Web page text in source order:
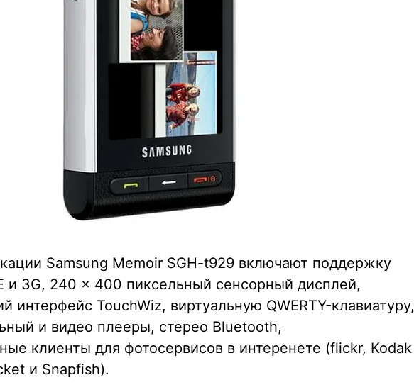
Samsung Memoir SGH-t929 включают поддержку
и 3G, 240 x 400 пиксельный сенсорный дисплей,
интерфейс TouchWiz, виртуальную QWERTY-клавиатуру,
и видео плееры, стерео Bluetooth,
клиенты для фотосервисов в интеренете (flickr, Kodak
и Snapfish).